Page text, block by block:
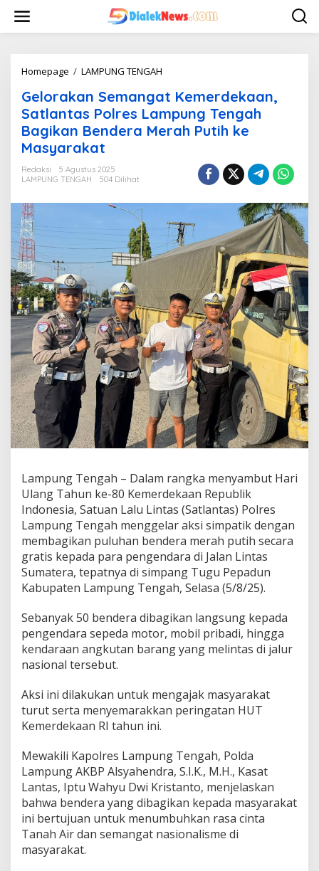
w
Homepage / LAMPUNG TENGAH
l
o
r
a
a
n
g
e
m
e
r
d
e
k
a
a
n
,
S
l
a
n
a
s
P
o
l
r
s
L
a
m
n
g
g
a
h
B
a
g
i
Gelorakan Semangat Kemerdekaan,
Satlantas Polres Lampung Tengah
Bagikan Bendera Merah Putih ke
Masyarakat
Redaksi
5 Agustus 2025
LAMPUNG TENGAH
504 Dilihat
Lampung Tengah – Dalam rangka menyambut Hari
Ulang Tahun ke-80 Kemerdekaan Republik
Indonesia, Satuan Lalu Lintas (Satlantas) Polres
Lampung Tengah menggelar aksi simpatik dengan
membagikan puluhan bendera merah putih secara
gratis kepada para pengendara di Jalan Lintas
Sumatera, tepatnya di simpang Tugu Pepadun
Kabupaten Lampung Tengah, Selasa (5/8/25).
Sebanyak 50 bendera dibagikan langsung kepada
pengendara sepeda motor, mobil pribadi, hingga
kendaraan angkutan barang yang melintas di jalur
nasional tersebut.
Aksi ini dilakukan untuk mengajak masyarakat
turut serta menyemarakkan peringatan HUT
Kemerdekaan RI tahun ini.
Mewakili Kapolres Lampung Tengah, Polda
Lampung AKBP Alsyahendra, S.I.K., M.H., Kasat
Lantas, Iptu Wahyu Dwi Kristanto, menjelaskan
bahwa bendera yang dibagikan kepada masyarakat
ini bertujuan untuk menumbuhkan rasa cinta
Tanah Air dan semangat nasionalisme di
masyarakat.